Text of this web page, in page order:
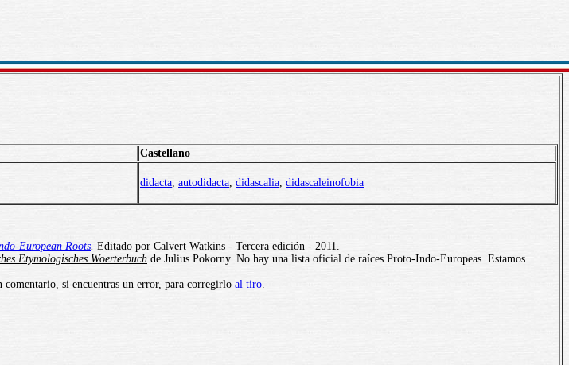
Castellano
didacta autodidacta didascalia didascaleinofobia
European Roots Editado por Calvert Watkins - Tercera edición - 2011.
Etymologisches Woerterbuch de Julius Pokorny. No hay una lista oficial de raíces Proto-Indo-Europeas. Estamos
si encuentras un error, para corregirlo al tiro